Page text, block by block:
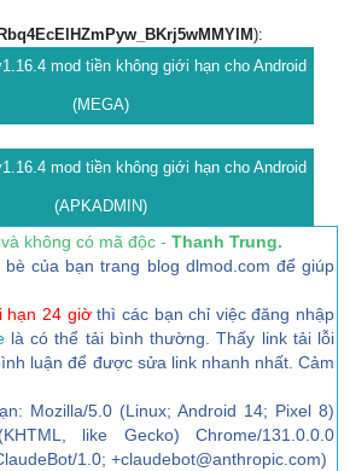
):
mod tiền không giới hạn cho Android
(MEGA)
mod tiền không giới hạn cho Android
(APKADMIN)
không có mã độc - Thanh Trung.
của bạn trang blog dlmod.com để giúp
hạn 24 giờthì các bạn chỉ việc đăng nhập
là có thể tải bình thường. Thấy link tải lỗi
luận để được sửa link nhanh nhất. Cảm
Mozilla/5.0 (Linux; Android 14; Pixel 8)
like Gecko) Chrome/131.0.0.0
1.0; +claudebot@anthropic.com)